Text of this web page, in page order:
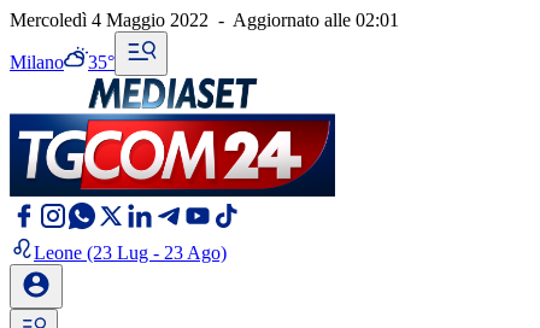
Mercoledì 4 Maggio 2022 - Aggiornato alle 02:01
Milano 35°
Leone (23 Lug - 23 Ago)